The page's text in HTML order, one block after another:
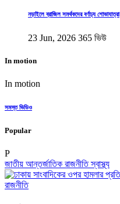
নড়াইলে ব্রাজিল সমর্থকদের বর্ণাঢ্য শোভাযাত্রা
23 Jun, 2026 365 ভিউ
In motion
In motion
সমস্ত ভিডিও
Popular
P
জাতীয় আন্তর্জাতিক রাজনীতিস্বাস্থ্য
রাজনীতি